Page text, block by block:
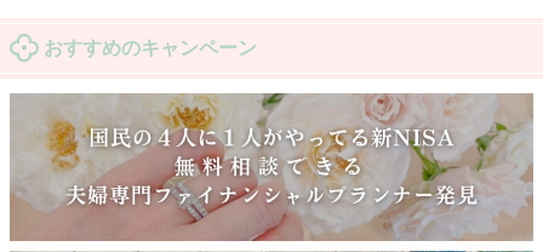
おすすめのキャンペーン